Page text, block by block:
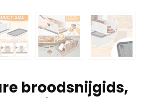
broodsnijgids,